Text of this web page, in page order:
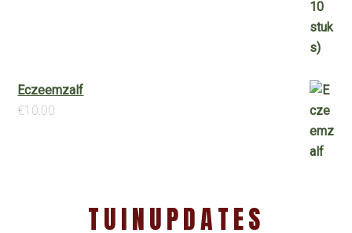
Eczeemzalf
€10.00
TUINUPDATES